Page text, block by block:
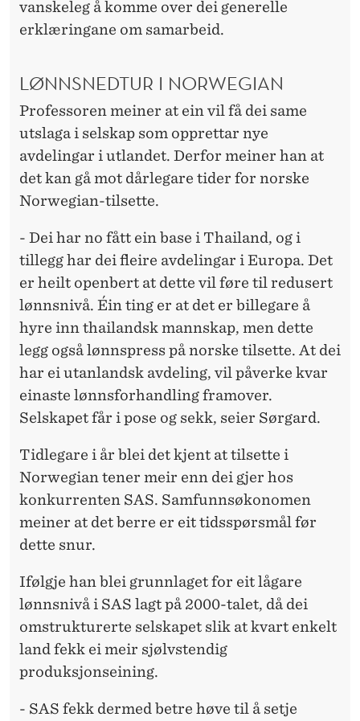
vanskeleg å komme over dei generelle
erklæringane om samarbeid.
LØNNSNEDTUR I NORWEGIAN
Professoren meiner at ein vil få dei same
utslaga i selskap som opprettar nye
avdelingar i utlandet. Derfor meiner han at
det kan gå mot dårlegare tider for norske
Norwegian-tilsette.
- Dei har no fått ein base i Thailand, og i
tillegg har dei fleire avdelingar i Europa. Det
er heilt openbert at dette vil føre til redusert
lønnsnivå. Éin ting er at det er billegare å
hyre inn thailandsk mannskap, men dette
legg også lønnspress på norske tilsette. At dei
har ei utanlandsk avdeling, vil påverke kvar
einaste lønnsforhandling framover.
Selskapet får i pose og sekk, seier Sørgard.
Tidlegare i år blei det kjent at tilsette i
Norwegian tener meir enn dei gjer hos
konkurrenten SAS. Samfunnsøkonomen
meiner at det berre er eit tidsspørsmål før
dette snur.
Ifølgje han blei grunnlaget for eit lågare
lønnsnivå i SAS lagt på 2000-talet, då dei
omstrukturerte selskapet slik at kvart enkelt
land fekk ei meir sjølvstendig
produksjonseining.
- SAS fekk dermed betre høve til å setje